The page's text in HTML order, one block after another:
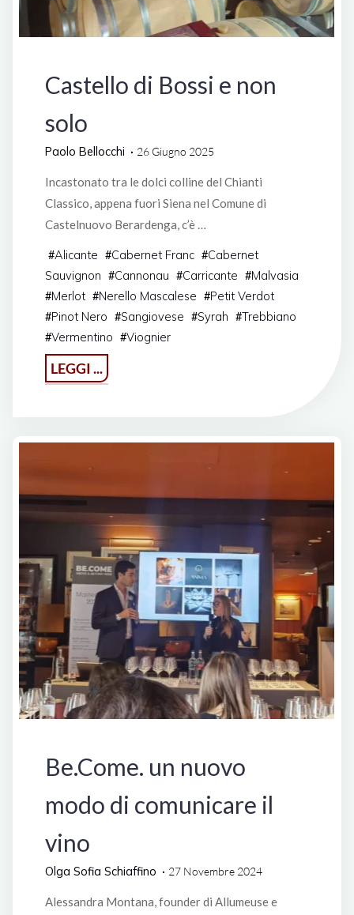
Castello di Bossi e non
solo
Paolo Bellocchi 26 Giugno 2025
Incastonato tra le dolci colline del Chianti
Classico, appena fuori Siena nel Comune di
Castelnuovo Berardenga, c’è …
#Alicante #Cabernet Franc #Cabernet
Sauvignon #Cannonau #Carricante #Malvasia
#Merlot #Nerello Mascalese #Petit Verdot
#Pinot Nero #Sangiovese #Syrah #Trebbiano
#Vermentino #Viognier
LEGGI ...
di
Be.Come. un nuovo
modo di comunicare il
vino
Olga Sofia Schiaffino 27 Novembre 2024
Alessandra Montana, founder di Allumeuse e